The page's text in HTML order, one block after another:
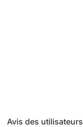
Avis des utilisateurs